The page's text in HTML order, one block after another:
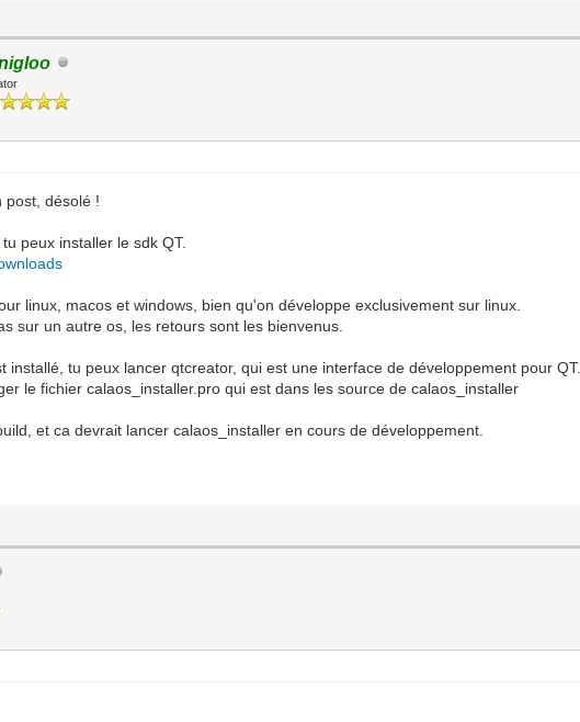
post, désolé !
peux installer le sdk QT.
linux, macos et windows, bien qu'on développe exclusivement sur linux.
sur un autre os, les retours sont les bienvenus.
installé, tu peux lancer qtcreator, qui est une interface de développement pour QT.
le fichier calaos_installer.pro qui est dans les source de calaos_installer
et ca devrait lancer calaos_installer en cours de développement.